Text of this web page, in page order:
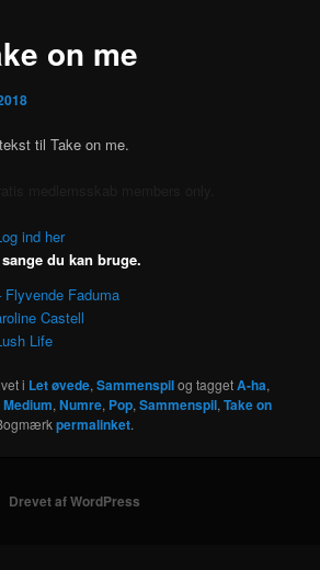
on me
til Take on me.
ind her
du kan bruge.
Faduma
Castell
Life
i Let øvede,Sammenspilog taggetA-ha,
Medium,Numre, Pop,Sammenspil,Take on
permalinket.
Drevet af WordPress